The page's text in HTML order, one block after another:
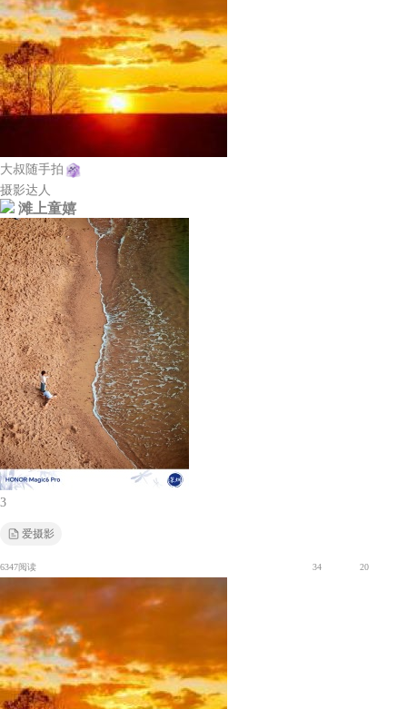
大叔随手拍
摄影达人
滩上童嬉
3
爱摄影
6347阅读 34 20